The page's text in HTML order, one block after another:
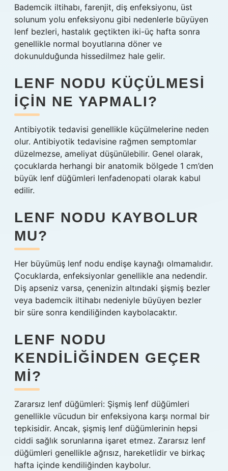
Bademcik iltihabı, farenjit, diş enfeksiyonu, üst
solunum yolu enfeksiyonu gibi nedenlerle büyüyen
lenf bezleri, hastalık geçtikten iki-üç hafta sonra
genellikle normal boyutlarına döner ve
dokunulduğunda hissedilmez hale gelir.
LENF NODU KÜÇÜLMESI
IÇIN NE YAPMALI?
Antibiyotik tedavisi genellikle küçülmelerine neden
olur. Antibiyotik tedavisine rağmen semptomlar
düzelmezse, ameliyat düşünülebilir. Genel olarak,
çocuklarda herhangi bir anatomik bölgede 1 cm’den
büyük lenf düğümleri lenfadenopati olarak kabul
edilir.
LENF NODU KAYBOLUR
MU?
Her büyümüş lenf nodu endişe kaynağı olmamalıdır.
Çocuklarda, enfeksiyonlar genellikle ana nedendir.
Diş apseniz varsa, çenenizin altındaki şişmiş bezler
veya bademcik iltihabı nedeniyle büyüyen bezler
bir süre sonra kendiliğinden kaybolacaktır.
LENF NODU
KENDILIĞINDEN GEÇER
MI?
Zararsız lenf düğümleri: Şişmiş lenf düğümleri
genellikle vücudun bir enfeksiyona karşı normal bir
tepkisidir. Ancak, şişmiş lenf düğümlerinin hepsi
ciddi sağlık sorunlarına işaret etmez. Zararsız lenf
düğümleri genellikle ağrısız, hareketlidir ve birkaç
hafta içinde kendiliğinden kaybolur.